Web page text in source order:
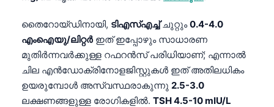
തൈറോയ്ഡിനായി, ടിഎസ്എച്ച്ചുറ്റും0.4-4.0
എംഐയു/ലിറ്റർ ഇത് ഇപ്പോഴും സാധാരണ
മുതിർന്നവർക്കുള്ള റഫറൻസ് പരിധിയാണ്; എന്നാൽ
ചില എൻഡോക്രിനോളജിസ്റ്റുകൾ ഇത് അതിലധികം
ഉയരുമ്പോൾ അസ്വസ്ഥരാകുന്നു 2.5-3.0
ലക്ഷണങ്ങളുള്ള രോഗികളിൽ. TSH 4.5-10 mIU/L
Ślōnskŏ gŏdka
Norsk bokmål